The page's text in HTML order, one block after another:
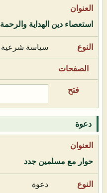
استعصاء دين الهداية والرحمة
سياسة شرعية
دعوة
حوار مع مسلمين جدد
دعوة